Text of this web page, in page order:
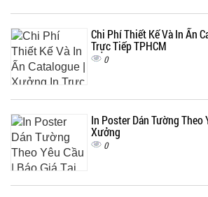
Chi Phí Thiết Kế Và In Ấn
Trực Tiếp TPHCM
0
In Poster Dán Tường Theo
Xưởng
0